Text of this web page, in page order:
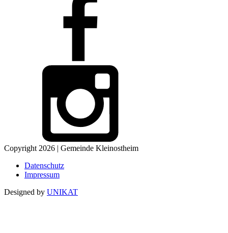
Copyright 2026 | Gemeinde Kleinostheim
Datenschutz
Impressum
Designed by UNIKAT